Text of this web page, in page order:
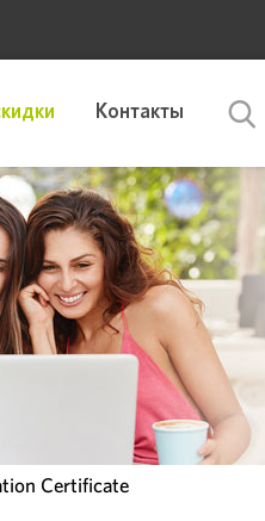
Контакты
Certificate